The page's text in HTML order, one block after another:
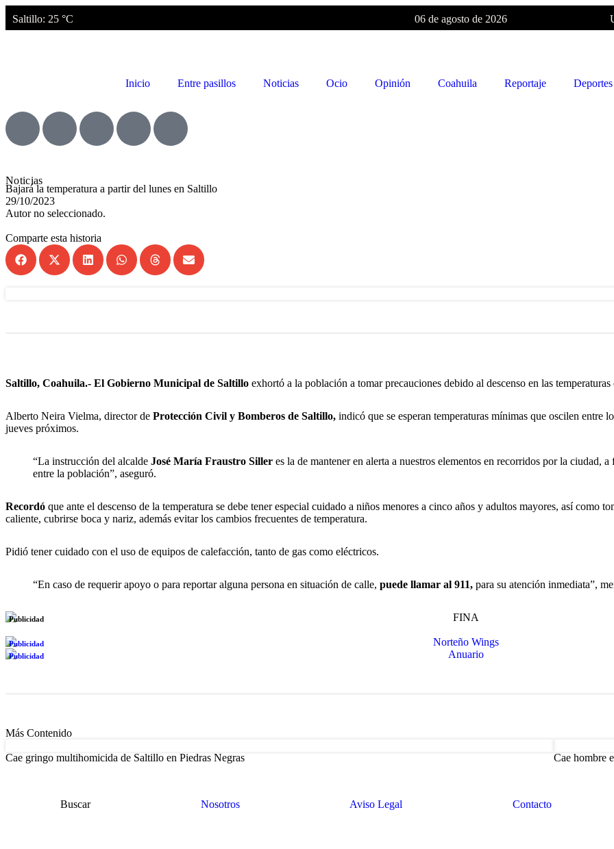
Saltillo: 25 °C 06 de agosto de 2026
Inicio Entre pasillos Noticias Ocio Opinión Coahuila Reportaje Deportes
Noticias
Bajará la temperatura a partir del lunes en Saltillo
29/10/2023
Autor no seleccionado.
Comparte esta historia
Saltillo, Coahuila.- El Gobierno Municipal de Saltillo exhortó a la población a tomar precauciones debido al descenso en las
Alberto Neira Vielma, director de Protección Civil y Bomberos de Saltillo, indicó que se esperan temperaturas mínimas que oscilen entre
jueves próximos.
“La instrucción del alcalde José María Fraustro Siller es la de mantener en alerta a nuestros elementos en recorridos por la ciudad,
entre la población”, aseguró.
Recordó que ante el descenso de la temperatura se debe tener especial cuidado a niños menores a cinco años y adultos mayores, así como
caliente, cubrirse boca y nariz, además evitar los cambios frecuentes de temperatura.
Pidió tener cuidado con el uso de equipos de calefacción, tanto de gas como eléctricos.
“En caso de requerir apoyo o para reportar alguna persona en situación de calle, puede llamar al 911, para su atención inmediata”,
Publicidad
Publicidad
Publicidad
Más Contenido
Cae gringo multihomicida de Saltillo en Piedras Negras Cae hombre
Buscar Nosotros Aviso Legal Contacto